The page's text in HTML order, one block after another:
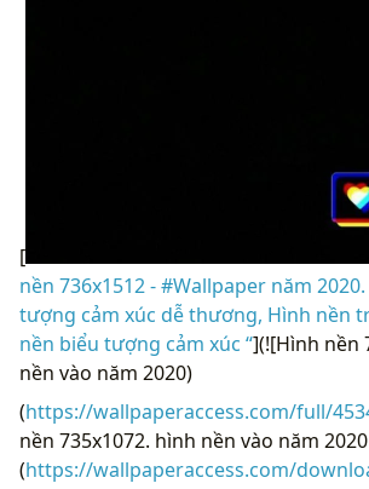
nền 736x1512 - #Wallpaper năm
tượng cảm xúc dễ thương, Hình nền
nền biểu tượng cảm xúc “](![Hình nền
nền vào năm 2020)
(https://wallpaperaccess.com/full/
nền 735x1072. hình nền vào năm 2020
(https://wallpaperaccess.com/
4534780)